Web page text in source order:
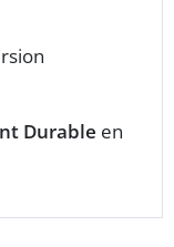
Durable en